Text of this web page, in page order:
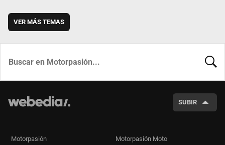
VER MÁS TEMAS
SUBIR
Motorpasión Motorpasión Moto